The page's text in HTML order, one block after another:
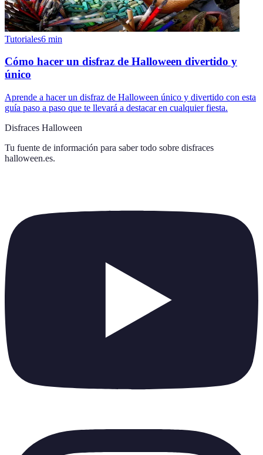
Tutoriales6 min
Cómo hacer un disfraz de Halloween divertido y
único
Aprende a hacer un disfraz de Halloween único y divertido con esta
guía paso a paso que te llevará a destacar en cualquier fiesta.
Disfraces Halloween
Tu fuente de información para saber todo sobre disfraces
halloween.es.